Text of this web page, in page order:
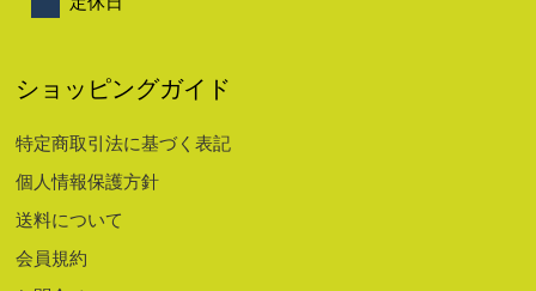
ショッピングガイド
特定商取引法に基づく表記
個人情報保護方針
送料について
会員規約